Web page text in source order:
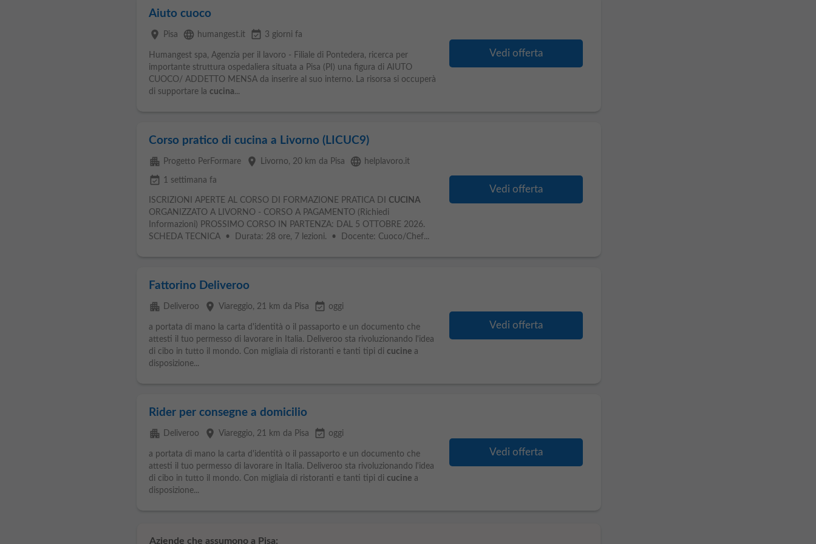
Aiuto cuoco
place Pisa language humangest.it event_available 3 giorni fa
Humangest spa, Agenzia per il lavoro - Filiale di Pontedera, ricerca per
importante struttura ospedaliera situata a Pisa (PI) una figura di AIUTO
CUOCO/ ADDETTO MENSA da inserire al suo interno. La risorsa si occuperà
di supportare la cucina...
Vedi offerta
Corso pratico di cucina a Livorno (LICUC9)
apartment Progetto PerFormare place Livorno, 20 km da Pisa language helplavoro.it
event_available 1 settimana fa
ISCRIZIONI APERTE AL CORSO DI FORMAZIONE PRATICA DI
CUCINA
ORGANIZZATO A LIVORNO - CORSO A PAGAMENTO (Richiedi
Informazioni) PROSSIMO CORSO IN PARTENZA: DAL 5 OTTOBRE 2026.
SCHEDA TECNICA • Durata: 28 ore, 7 lezioni. • Docente: Cuoco/Chef...
Vedi offerta
Fattorino Deliveroo
apartment Deliveroo place Viareggio, 21 km da Pisa event_available oggi
a portata di mano la carta d'identità o il passaporto e un documento che
attesti il tuo permesso di lavorare in Italia. Deliveroo sta rivoluzionando l'idea
di cibo in tutto il mondo. Con migliaia di ristoranti e tanti tipi di cucinea
disposizione...
Vedi offerta
Rider per consegne a domicilio
apartment Deliveroo place Viareggio, 21 km da Pisa event_available oggi
a portata di mano la carta d'identità o il passaporto e un documento che
attesti il tuo permesso di lavorare in Italia. Deliveroo sta rivoluzionando l'idea
di cibo in tutto il mondo. Con migliaia di ristoranti e tanti tipi di cucinea
disposizione...
Vedi offerta
Aziende che assumono a Pisa: